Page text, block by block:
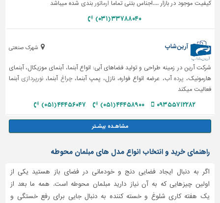
کیفیت موجود در بازار ....اجناس بتنی تماما ارماتور بندی شده میباشد
۳۳۷۸۸۰۴۰ (۰۳۱)
شهرک صنعتی آرین شاپ
شركت آرین در زمینه طراحی و تولید فضاهای آبی: انواع آبنما، آبنمای موزیکال، آبنمای
هارمونیک، پرده آب، عرضه انواع فواره، نازل، پمپ آبنما،چراغ آبنما، نورپردازی آبنما
فعالیت میکند
۰۹۳۵۵۷۱۲۲۸۲ ۴۴۴۵۸۹۰۰ (۰۵۱) ۴۴۴۵۶۰۴۷ (۰۵۱)
راهنمای خرید و انتخاب انواع مدل های مبلمان محوطه
اگر به دنبال ایجاد فضایی دنج و خودمانی در فضای باز هستید یکی از
اولین چیزهایی که به آن نیاز دارید مبلمان محوطه است. همه ما بعد از
یک هفته کاری شلوغ و خسته کننده به دنبال جایی برای رفع خستگی و